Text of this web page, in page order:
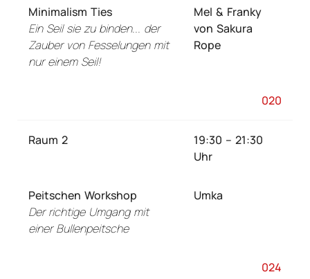
Minimalism Ties
Ein Seil sie zu binden... der
Zauber von Fesselungen mit
nur einem Seil!
Mel & Franky
von Sakura
Rope
020
Raum 2
19:30 – 21:30
Uhr
Peitschen Workshop
Der richtige Umgang mit
einer Bullenpeitsche
Umka
024